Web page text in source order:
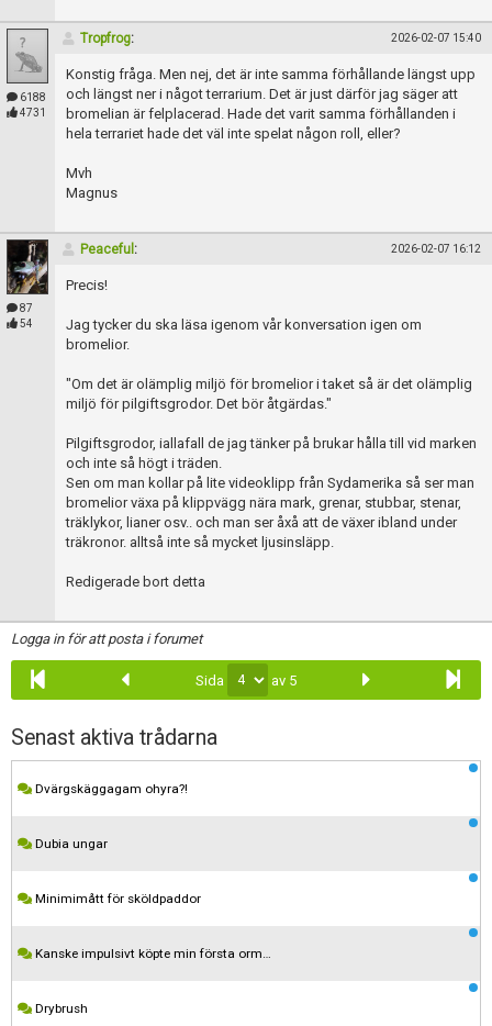
6188
4731
Tropfrog: 2026-02-07 15:40
Konstig fråga. Men nej, det är inte samma förhållande längst upp
och längst ner i något terrarium. Det är just därför jag säger att
bromelian är felplacerad. Hade det varit samma förhållanden i
hela terrariet hade det väl inte spelat någon roll, eller?
Mvh
Magnus
87
54
Peaceful : 2026-02-07 16:12
Precis!
Jag tycker du ska läsa igenom vår konversation igen om
bromelior.
"Om det är olämplig miljö för bromelior i taket så är det olämplig
miljö för pilgiftsgrodor. Det bör åtgärdas."
Pilgiftsgrodor, iallafall de jag tänker på brukar hålla till vid marken
och inte så högt i träden.
Sen om man kollar på lite videoklipp från Sydamerika så ser man
bromelior växa på klippvägg nära mark, grenar, stubbar, stenar,
träklykor, lianer osv.. och man ser åxå att de växer ibland under
träkronor. alltså inte så mycket ljusinsläpp.
Redigerade bort detta
Logga in för att posta i forumet
Sida av 5
Senast aktiva trådarna
Dvärgskäggagam ohyra?!
Dubia ungar
Minimimått för sköldpaddor
Kanske impulsivt köpte min första orm…
Drybrush